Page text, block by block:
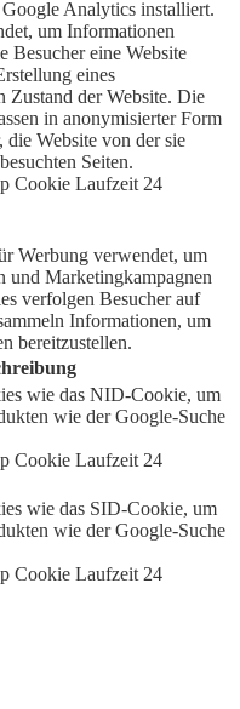
Analytics installiert.
um Informationen
Besucher eine Website
eines
Zustand der Website. Die
in anonymisierter Form
die Website von der sie
Seiten.
Cookie Laufzeit 24
Werbung verwendet, um
und Marketingkampagnen
verfolgen Besucher auf
Informationen, um
bereitzustellen.
wie das NID-Cookie, um
wie der Google-Suche
Cookie Laufzeit 24
wie das SID-Cookie, um
wie der Google-Suche
Cookie Laufzeit 24